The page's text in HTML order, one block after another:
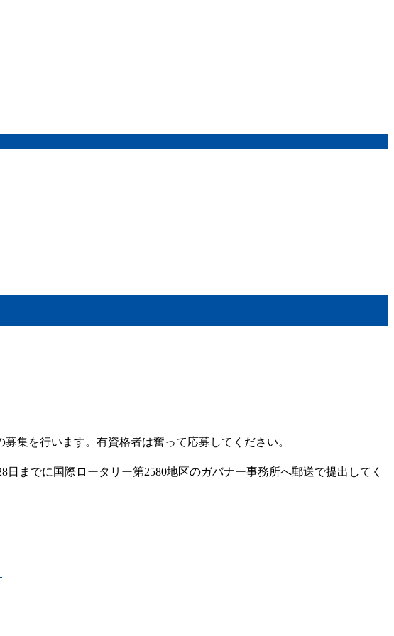
集を行います。有資格者は奮って応募してください。
までに国際ロータリー第2580地区のガバナー事務所へ郵送で提出してく